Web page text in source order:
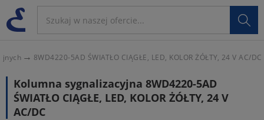

8WD4220-5AD ŚWIATŁO CIĄGŁE, LED, KOLOR ŻÓŁTY, 24 V AC/DC
Kolumna sygnalizacyjna 8WD4220-5AD
ŚWIATŁO CIĄGŁE, LED, KOLOR ŻÓŁTY, 24 V
AC/DC